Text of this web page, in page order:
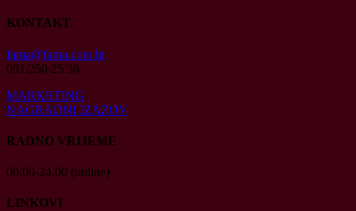
KONTAKT
fama@fama.com.hr
091/250 25 36
MARKETING
NAGRADNI IZAZOV
RADNO VRIJEME
00.00-24.00 (online)
LINKOVI